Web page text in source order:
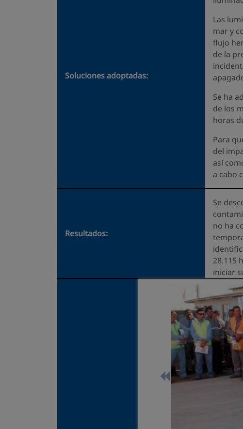
Soluciones adoptadas:
Las
mar y
flujo
de la
Se ha
de los
horas
Para
del
así
a cabo
Resultados:
Se
no ha
28.115
iniciar